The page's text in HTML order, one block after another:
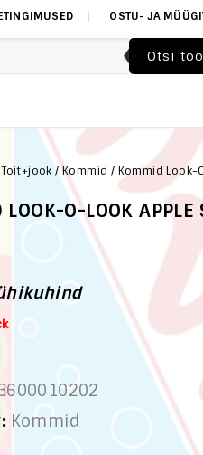
OSTU- JA
Toit+jook / Kommid / Kommid
O-LOOK APPLE
Kommid